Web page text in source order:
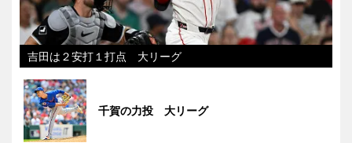
吉田は２安打１打点 大リーグ
千賀の力投 大リーグ